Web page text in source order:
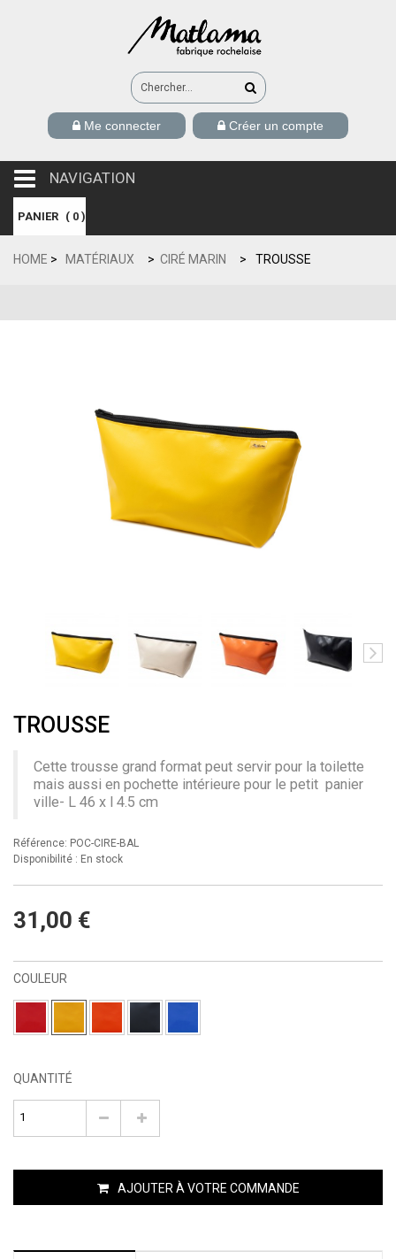
Me connecter Créer un compte
navigation
NAVIGATION
PANIER ( 0 )
HOME > MATÉRIAUX > CIRÉ MARIN > TROUSSE
TROUSSE
Cette trousse grand format peut servir pour la toilette
mais aussi en pochette intérieure pour le petit panier
ville- L 46 x l 4.5 cm
Référence: POC-CIRE-BAL
Disponibilité : En stock
31,00 €
COULEUR
QUANTITÉ
AJOUTER À VOTRE COMMANDE